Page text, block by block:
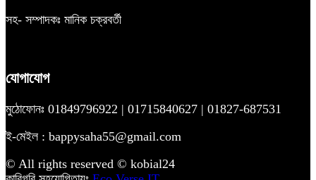
সহ- সম্পাদকঃ মানিক চক্রবর্তী
যোগাযোগ
মুঠোফোনঃ 01849796922 | 01715840627 | 01827-687531
ই-মেইল : bappysaha55@gmail.com
© All rights reserved © kobial24